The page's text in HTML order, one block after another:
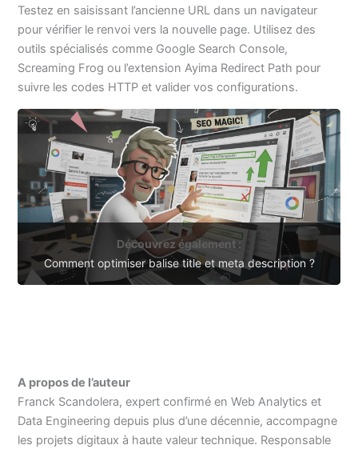
Testez en saisissant l’ancienne URL dans un navigateur
pour vérifier le renvoi vers la nouvelle page. Utilisez des
outils spécialisés comme Google Search Console,
Screaming Frog ou l’extension Ayima Redirect Path pour
suivre les codes HTTP et valider vos configurations.
Découvrez également :
Comment optimiser balise title et meta description ?
A propos de l’auteur
Franck Scandolera, expert confirmé en Web Analytics et
Data Engineering depuis plus d’une décennie, accompagne
les projets digitaux à haute valeur technique. Responsable